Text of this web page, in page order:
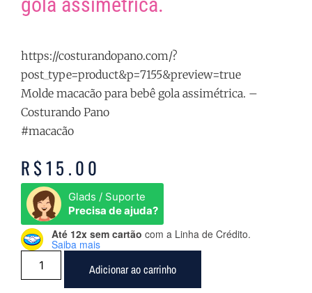
https://costurandopano.com/?
post_type=product&p=7155&preview=true
Molde macacão para bebê gola assimétrica. –
Costurando Pano
#macacão
R$15.00
Glads / Suporte
Precisa de ajuda?
Até 12x sem cartão com a Linha de Crédito.
Saiba mais
Adicionar ao carrinho